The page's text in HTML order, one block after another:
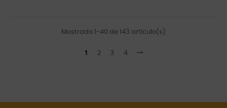
Mostrado 1-40 de 143 artículo(s)
1 2 3 4